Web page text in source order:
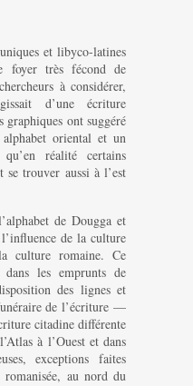
et libyco-latines
foyer très fécond de
à considérer,
d’une écriture
graphiques ont suggéré
oriental et un
réalité certains
se trouver aussi à l’est
de Dougga et
de la culture
culture romaine. Ce
les emprunts de
des lignes et
de l’écriture —
citadine différente
à l’Ouest et dans
exceptions faites
au nord du